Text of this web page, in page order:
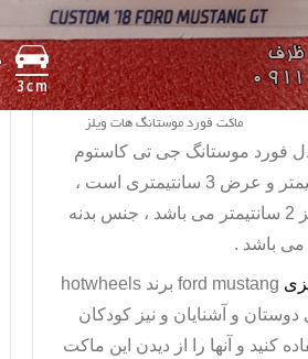
ماکت فورد موستانگ هات ویلز
فورد موستانگ جی تی کاستوم
دارای طول 7 سانتیمتر و عرض 3 سانتیمتری است ،
ارتفاع این ماکت نیز 2 سانتیمتر می باشد ، جنس بدنه
باشد .
ford mustang برند hotwheels
دوستان و آشنایان و نیز کودکان
کنید و آنها را از دیدن این ماکت